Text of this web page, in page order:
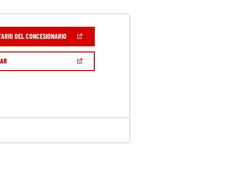
DEL CONCESIONARIO(ABRIR
UNA
VENTANA
NUEVA)
(ABRIR